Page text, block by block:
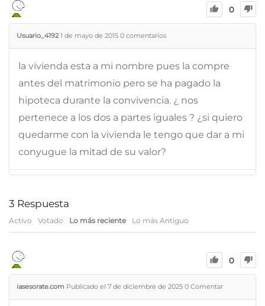
0
Usuario_4192 1 de mayo de 2015 0 comentarios
la vivienda esta a mi nombre pues la compre
antes del matrimonio pero se ha pagado la
hipoteca durante la convivencia. ¿ nos
pertenece a los dos a partes iguales ? ¿si quiero
quedarme con la vivienda le tengo que dar a mi
conyugue la mitad de su valor?
3 Respuesta
Activo Votado Lo más reciente Lo más Antiguo
0
iasesorate.com Publicado el 7 de diciembre de 2025 0 Comentar